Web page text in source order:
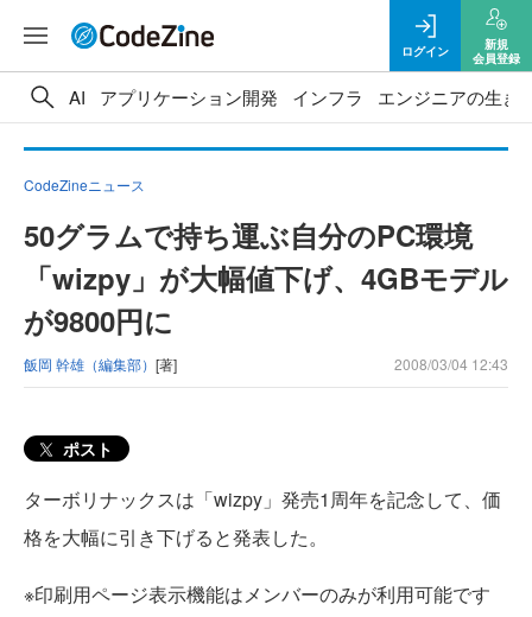
ログイン
新規
会員登録
AI アプリケーション開発 インフラ エンジニアの生き
CodeZineニュース
50グラムで持ち運ぶ自分のPC環境
「wizpy」が大幅値下げ、4GBモデル
が9800円に
飯岡 幹雄（編集部） [著] 2008/03/04 12:43
ポスト
ターボリナックスは「wizpy」発売1周年を記念して、価
格を大幅に引き下げると発表した。
※印刷用ページ表示機能はメンバーのみが利用可能です